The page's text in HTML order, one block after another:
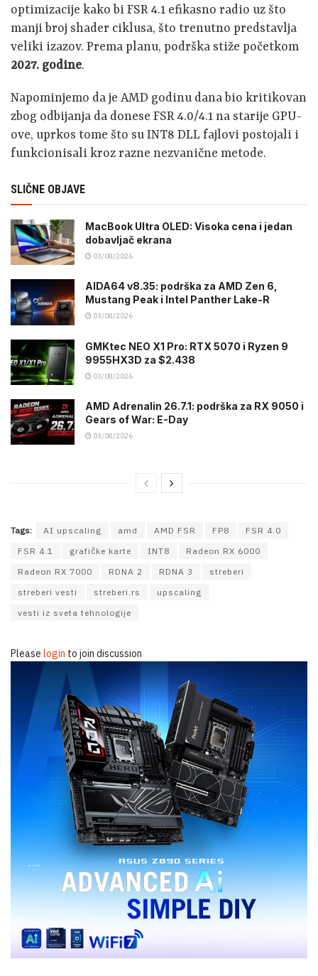
optimizacije kako bi FSR 4.1 efikasno radio uz što
manji broj shader ciklusa, što trenutno predstavlja
veliki izazov. Prema planu, podrška stiže početkom
2027. godine.
Napominjemo da je AMD godinu dana bio kritikovan
zbog odbijanja da donese FSR 4.0/4.1 na starije GPU-
ove, uprkos tome što su INT8 DLL fajlovi postojali i
funkcionisali kroz razne nezvanične metode.
SLIČNE OBJAVE
MacBook Ultra OLED: Visoka cena i jedan
dobavljač ekrana
03/08/2026
AIDA64 v8.35: podrška za AMD Zen 6,
Mustang Peak i Intel Panther Lake-R
03/08/2026
GMKtec NEO X1 Pro: RTX 5070 i Ryzen 9
9955HX3D za $2.438
03/08/2026
AMD Adrenalin 26.7.1: podrška za RX 9050 i
Gears of War: E-Day
03/08/2026
Tags: AI upscaling amd AMD FSR FP8
FSR 4.0
FSR 4.1
grafičke karte INT8
Radeon RX 6000
Radeon RX 7000
RDNA 2 RDNA 3
streberi
streberi vesti
streberi.rs
upscaling
vesti iz sveta tehnologije
Please login to join discussion